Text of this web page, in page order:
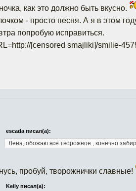
как это должно быть вкусно.
- просто песня. А я в этом
попробую исправиться.
[censored smajliki]/smilie-
escada писал(а):
Лена, обожаю всё творожное , конечно
пробуй, творожнички славные!
Keily писал(а):